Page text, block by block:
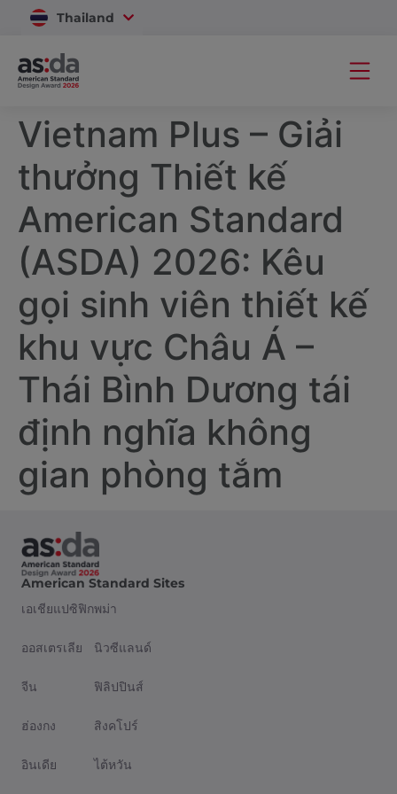
Thailand
Vietnam
Vietnam Plus – Giải
thưởng Thiết kế
American Standard
(ASDA) 2026: Kêu
gọi sinh viên thiết kế
khu vực Châu Á –
Thái Bình Dương tái
định nghĩa không
gian phòng tắm
American Standard Sites
เอเชียแปซิฟิก
ออสเตรเลีย
จีน
ฮ่องกง
อินเดีย
พม่า
นิวซีแลนด์
ฟิลิปปินส์
สิงคโปร์
ไต้หวัน